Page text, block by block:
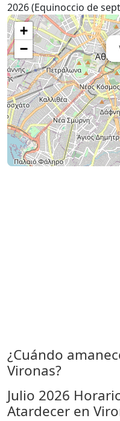
2026 (Equinoccio de
+
−
¿Cuándo
Vironas?
Julio 2026
Atardecer en